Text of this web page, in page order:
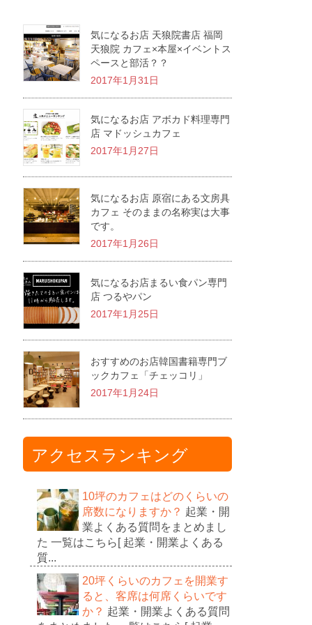
気になるお店 天狼院書店 福岡
天狼院 カフェ×本屋×イベントス
ペースと部活？？
2017年1月31日
気になるお店 アボカド料理専門
店 マドッシュカフェ
2017年1月27日
気になるお店 原宿にある文房具
カフェ そのままの名称実は大事
です。
2017年1月26日
気になるお店まるい食パン専門
店 つるやパン
2017年1月25日
おすすめのお店韓国書籍専門ブ
ックカフェ「チェッコリ」
2017年1月24日
アクセスランキング
10坪のカフェはどのくらいの
席数になりますか？ 起業・開
業よくある質問をまとめまし
た 一覧はこちら[ 起業・開業よくある
質...
20坪くらいのカフェを開業す
ると、客席は何席くらいです
か？ 起業・開業よくある質問